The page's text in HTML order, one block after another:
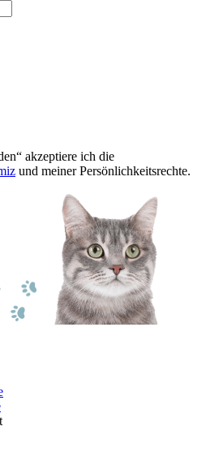
akzeptiere ich die
und meiner Persönlichkeitsrechte.